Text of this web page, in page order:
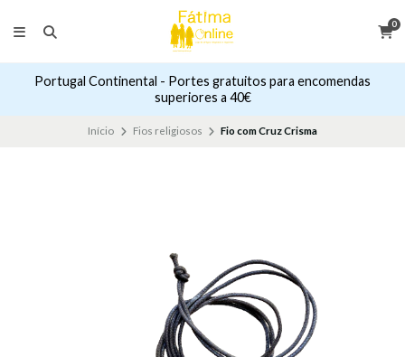
0
Portugal Continental - Portes gratuitos para encomendas
superiores a 40€
Início Fios religiosos Fio com Cruz Crisma